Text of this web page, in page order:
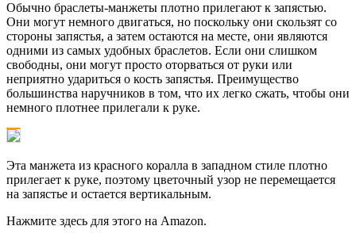
Обычно браслеты-манжеты плотно прилегают к запястью.
Они могут немного двигаться, но поскольку они скользят со
стороны запястья, а затем остаются на месте, они являются
одними из самых удобных браслетов. Если они слишком
свободны, они могут просто оторваться от руки или
неприятно удариться о кость запястья. Преимущество
большинства наручников в том, что их легко сжать, чтобы они
немного плотнее прилегали к руке.
Эта манжета из красного коралла в западном стиле плотно
прилегает к руке, поэтому цветочный узор не перемещается
на запястье и остается вертикальным.
Нажмите здесь для этого на Amazon.